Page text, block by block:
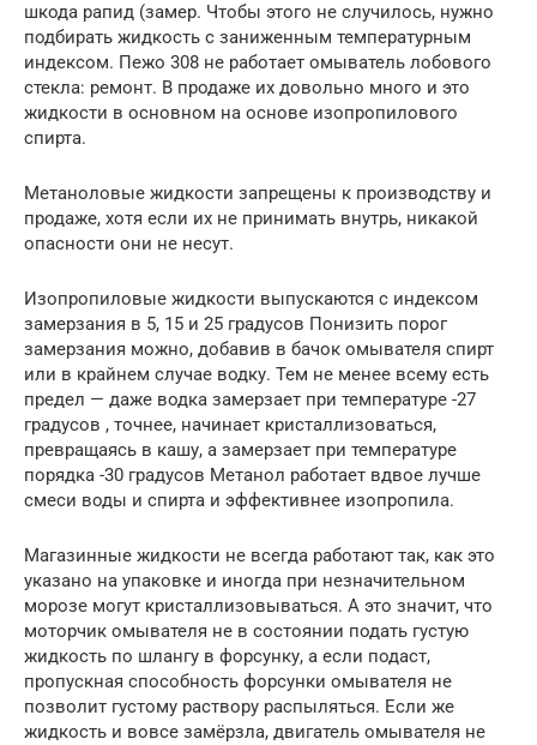
шкода рапид (замер. Чтобы этого не случилось, нужно
подбирать жидкость с заниженным температурным
индексом. Пежо 308 не работает омыватель лобового
стекла: ремонт. В продаже их довольно много и это
жидкости в основном на основе изопропилового
спирта.
Метаноловые жидкости запрещены к производству и
продаже, хотя если их не принимать внутрь, никакой
опасности они не несут.
Изопропиловые жидкости выпускаются с индексом
замерзания в 5, 15 и 25 градусов Понизить порог
замерзания можно, добавив в бачок омывателя спирт
или в крайнем случае водку. Тем не менее всему есть
предел — даже водка замерзает при температуре -27
градусов , точнее, начинает кристаллизоваться,
превращаясь в кашу, а замерзает при температуре
порядка -30 градусов Метанол работает вдвое лучше
смеси воды и спирта и эффективнее изопропила.
Магазинные жидкости не всегда работают так, как это
указано на упаковке и иногда при незначительном
морозе могут кристаллизовываться. А это значит, что
моторчик омывателя не в состоянии подать густую
жидкость по шлангу в форсунку, а если подаст,
пропускная способность форсунки омывателя не
позволит густому раствору распыляться. Если же
жидкость и вовсе замёрзла, двигатель омывателя не